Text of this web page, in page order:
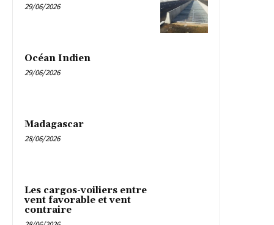
29/06/2026
Océan Indien
29/06/2026
Madagascar
28/06/2026
Les cargos-voiliers entre
vent favorable et vent
contraire